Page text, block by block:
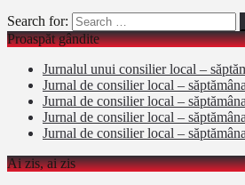
Search for:
Proaspăt gândite
Jurnalul unui consilier local –
Jurnal de consilier local –
Jurnal de consilier local –
Jurnal de consilier local –
Jurnal de consilier local –
Ai zis, ai zis